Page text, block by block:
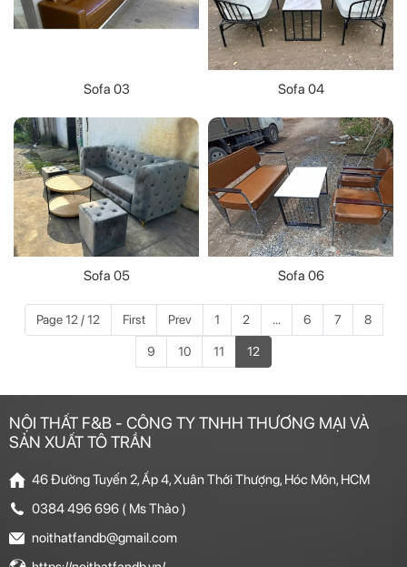
Sofa 03 Sofa 04
Sofa 05 Sofa 06
Page 12 / 12 First Prev 1 2 ... 6 7 8
9 10 11 12
NỘI THẤT F&B - CÔNG TY TNHH THƯƠNG MẠI VÀ
SẢN XUẤT TÔ TRẦN
46 Đường Tuyến 2, Ấp 4, Xuân Thới Thượng, Hóc Môn, HCM
0384 496 696 ( Ms Thảo )
noithatfandb@gmail.com